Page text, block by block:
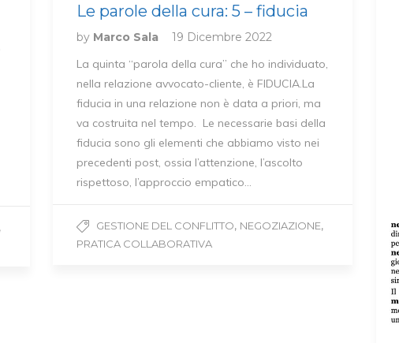
,
Le parole della cura: 5 – fiducia
by Marco Sala
19 Dicembre 2022
La quinta “parola della cura” che ho individuato,
nella relazione avvocato-cliente, è FIDUCIA.La
fiducia in una relazione non è data a priori, ma
va costruita nel tempo. Le necessarie basi della
fiducia sono gli elementi che abbiamo visto nei
precedenti post, ossia l’attenzione, l’ascolto
rispettoso, l’approccio empatico…
GESTIONE DEL CONFLITTO, NEGOZIAZIONE,
PRATICA COLLABORATIVA